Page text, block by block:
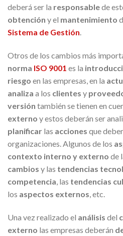
deberá ser la responsablede
obtención y el mantenimiento
Sistema de Gestión.
Otros de los cambios más
norma ISO 9001 es la
riesgo en las empresas, en la
analiza a los clientes y
versión también se tienen en
externo y estos deberán ser
planificar las acciones que
organizaciones. Algunos de los
contexto interno y externo de
cambios y las tendencias
competencia, las tendencias c
los aspectos externos, etc.
Una vez realizado el análisis del
externo las empresas deberán